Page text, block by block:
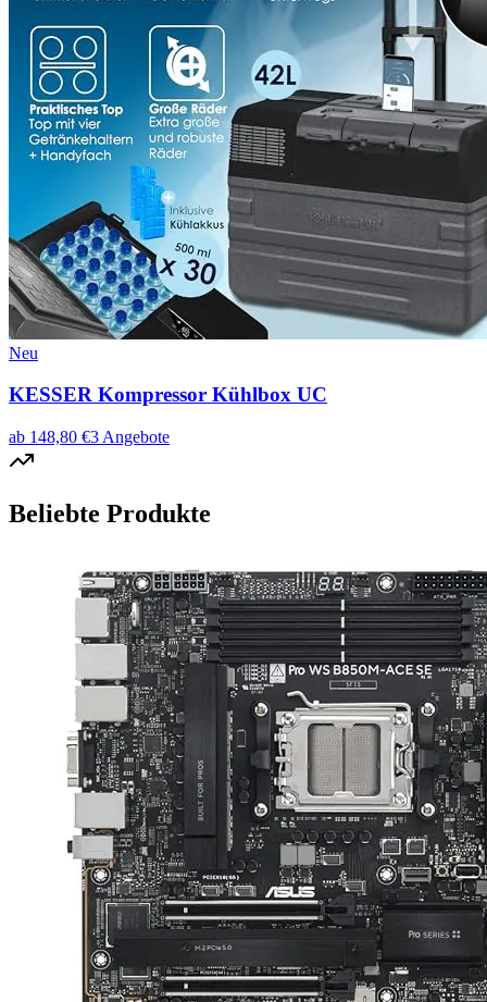
Neu
KESSER Kompressor Kühlbox UC
ab 148,80 €3 Angebote
Beliebte Produkte